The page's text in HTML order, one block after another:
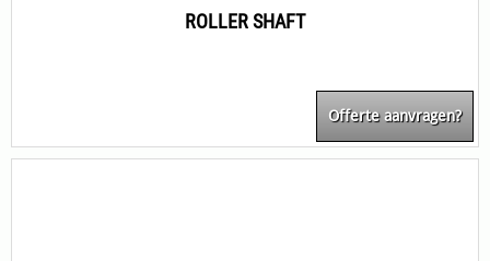
ROLLER SHAFT
Offerte aanvragen?